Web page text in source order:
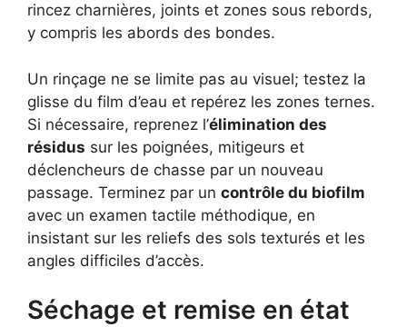
rincez charnières, joints et zones sous rebords,
y compris les abords des bondes.
Un rinçage ne se limite pas au visuel; testez la
glisse du film d’eau et repérez les zones ternes.
Si nécessaire, reprenez l’élimination des
résidus sur les poignées, mitigeurs et
déclencheurs de chasse par un nouveau
passage. Terminez par un contrôle du biofilm
avec un examen tactile méthodique, en
insistant sur les reliefs des sols texturés et les
angles difficiles d’accès.
Séchage et remise en état